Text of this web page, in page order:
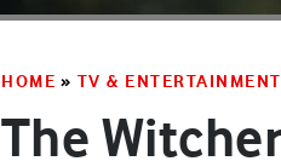
HOME » TV & ENTERTAINMENT
The